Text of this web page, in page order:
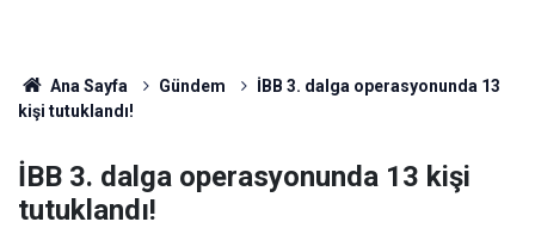
Ana Sayfa Gündem
İBB 3. dalga operasyonunda 13
kişi tutuklandı!
İBB 3. dalga operasyonunda 13 kişi
tutuklandı!